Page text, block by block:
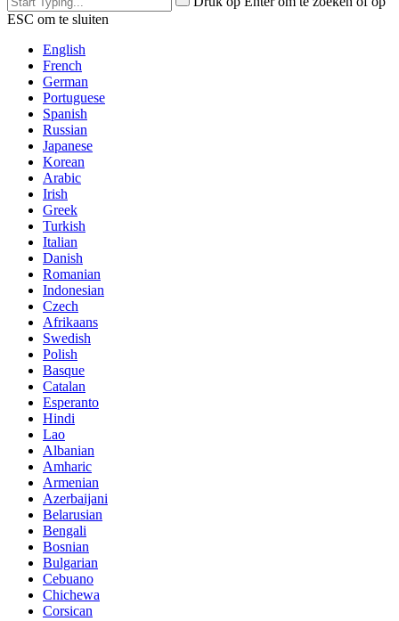
ESC om te sluiten
English
French
German
Portuguese
Spanish
Russian
Japanese
Korean
Arabic
Irish
Greek
Turkish
Italian
Danish
Romanian
Indonesian
Czech
Afrikaans
Swedish
Polish
Basque
Catalan
Esperanto
Hindi
Lao
Albanian
Amharic
Armenian
Azerbaijani
Belarusian
Bengali
Bosnian
Bulgarian
Cebuano
Chichewa
Corsican